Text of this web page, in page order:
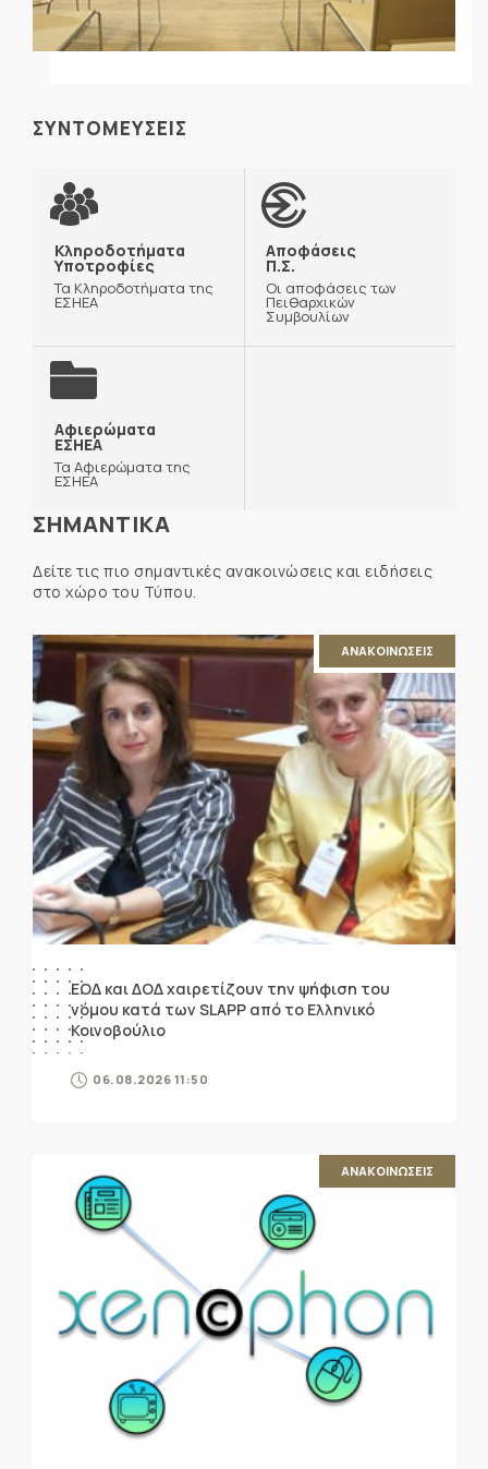
ΣΥΝΤΟΜΕΥΣΕΙΣ
Κληροδοτήματα
Υποτροφίες
Τα Κληροδοτήματα της
ΕΣΗΕΑ
Αποφάσεις
Π.Σ.
Οι αποφάσεις των
Πειθαρχικών
Συμβουλίων
Αφιερώματα
ΕΣΗΕΑ
Τα Αφιερώματα της
ΕΣΗΕΑ
ΣΗΜΑΝΤΙΚΑ
Δείτε τις πιο σημαντικές ανακοινώσεις και ειδήσεις
στο χώρο του Τύπου.
ΑΝΑΚΟΙΝΩΣΕΙΣ
ΕΟΔ και ΔΟΔ χαιρετίζουν την ψήφιση του
νόμου κατά των SLAPP από το Ελληνικό
Κοινοβούλιο
06.08.2026 11:50
ΑΝΑΚΟΙΝΩΣΕΙΣ